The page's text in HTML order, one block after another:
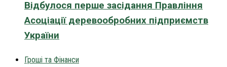
Відбулося перше засідання Правління
Асоціації деревообробних підприємств
України
Гроші та Фінанси